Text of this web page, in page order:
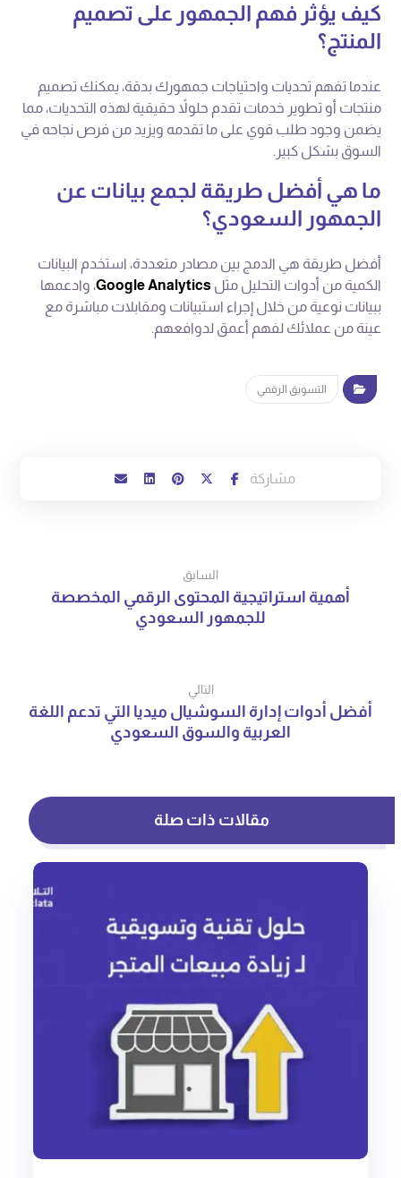
كيف يؤثر فهم الجمهور على تصميم
المنتج؟
عندما تفهم تحديات واحتياجات جمهورك بدقة، يمكنك تصميم
منتجات أو تطوير خدمات تقدم حلولاً حقيقية لهذه التحديات، مما
يضمن وجود طلب قوي على ما تقدمه ويزيد من فرص نجاحه في
السوق بشكل كبير.
ما هي أفضل طريقة لجمع بيانات عن
الجمهور السعودي؟
أفضل طريقة هي الدمج بين مصادر متعددة، استخدم البيانات
الكمية من أدوات التحليل مثل Google Analytics، وادعمها
ببيانات نوعية من خلال إجراء استبيانات ومقابلات مباشرة مع
عينة من عملائك لفهم أعمق لدوافعهم.
التسويق الرقمي
السابق
أهمية استراتيجية المحتوى الرقمي المخصصة
للجمهور السعودي
التالي
أفضل أدوات إدارة السوشيال ميديا التي تدعم اللغة
العربية والسوق السعودي
مقالات ذات صلة